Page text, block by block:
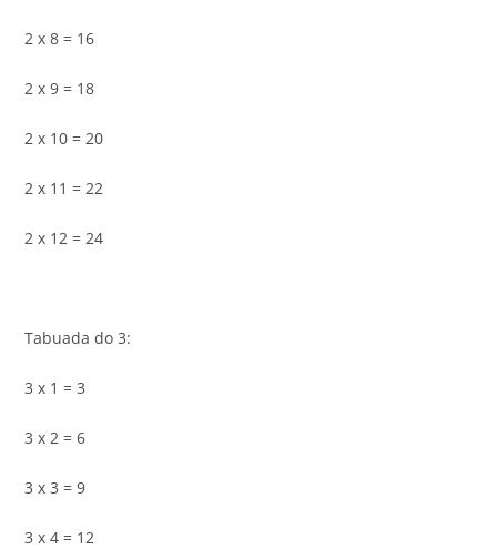
2 x 8 = 16
2 x 9 = 18
2 x 10 = 20
2 x 11 = 22
2 x 12 = 24
Tabuada do 3:
3 x 1 = 3
3 x 2 = 6
3 x 3 = 9
3 x 4 = 12